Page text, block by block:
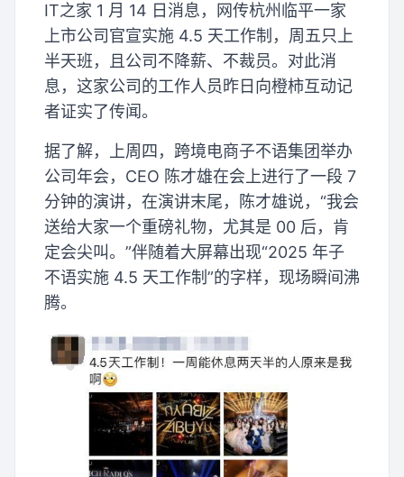
IT之家 1 月 14 日消息，网传杭州临平一家
上市公司官宣实施 4.5 天工作制，周五只上
半天班，且公司不降薪、不裁员。对此消
息，这家公司的工作人员昨日向橙柿互动记
者证实了传闻。
据了解，上周四，跨境电商子不语集团举办
公司年会，CEO 陈才雄在会上进行了一段 7
分钟的演讲，在演讲末尾，陈才雄说，“我会
送给大家一个重磅礼物，尤其是 00 后，肯
定会尖叫。”伴随着大屏幕出现“2025 年子
不语实施 4.5 天工作制”的字样，现场瞬间沸
腾。